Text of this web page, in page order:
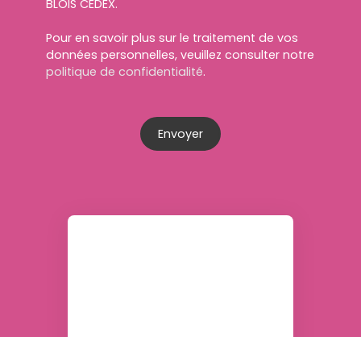
BLOIS CEDEX.
Pour en savoir plus sur le traitement de vos
données personnelles, veuillez consulter notre
politique de confidentialité.
Envoyer